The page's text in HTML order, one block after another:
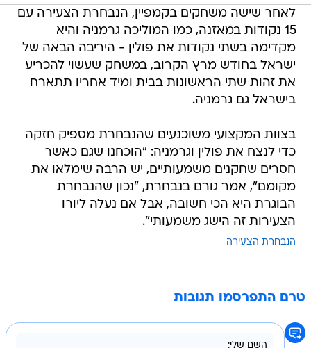
לאחר שישה משחקים בקמפיין, הנבחרת הצעירה עם
15 נקודות במאזנה, כמו המוליכה גרמניה והיא
מקדימה בשתי נקודות את פולין - היריבה הבאה של
ישראל בחודש מרץ הקרוב, במשחק שעשוי להכריע
את זהות שתי הראשונות בבית ומיד אחריו תתארח
בישראל גם גרמניה.
בצוות המקצועי משוכנעים שהנבחרת מספיק חזקה
כדי לנצח את פולין וגרמניה: "הוכחנו שגם כאשר
חסרים שחקנים משמעותיים, יש הרבה שימלאו את
מקומם", אמר גורם בנבחרת, "נכון שהנבחרת
הבוגרת היא הכי חשובה, אבל אם נעלה ליורו
הצעירות זה הישג משמעותי".
הנבחרת הצעירה
טרם התפרסמו תגובות